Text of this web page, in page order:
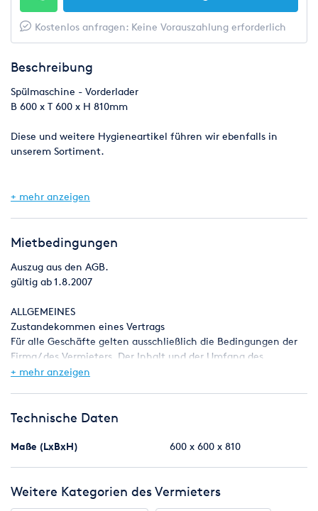
Kostenlos anfragen: Keine Vorauszahlung erforderlich
Beschreibung
Spülmaschine - Vorderlader
B 600 x T 600 x H 810mm
Diese und weitere Hygieneartikel führen wir ebenfalls in
unserem Sortiment.
+ mehr anzeigen
Mietbedingungen
Auszug aus den AGB.
gültig ab 1.8.2007
ALLGEMEINES
Zustandekommen eines Vertrags
Für alle Geschäfte gelten ausschließlich die Bedingungen der
Firma/ des Vermieters. Der Inhalt und der Umfang des
Auftrages/
ergänzende Absprachen
bestätigt werden. Alle Angebote, die durch den Vermieter
Die Firma/ der Vermieter behält sich das Recht vor, die im
+ mehr anzeigen
Technische Daten
Maße (LxBxH) 600 x 600 x 810
Weitere Kategorien des Vermieters